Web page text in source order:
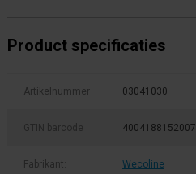
Product specificaties
Artikelnummer 03041030
GTIN barcode 4004188152007
Fabrikant: Wecoline